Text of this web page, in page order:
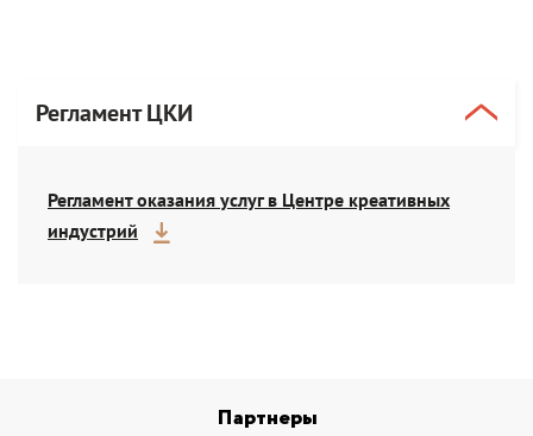
Регламент ЦКИ
Регламент оказания услуг в Центре креативных
индустрий
Партнеры